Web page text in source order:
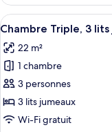
grand
lit
(Large)
grand
(Large)
Afficher
toutes
les
photos
pour
ce
type
8
Chambre Triple, 3
22 m²
1 chambre
3 personnes
3 lits jumeaux
Wi-Fi gratuit